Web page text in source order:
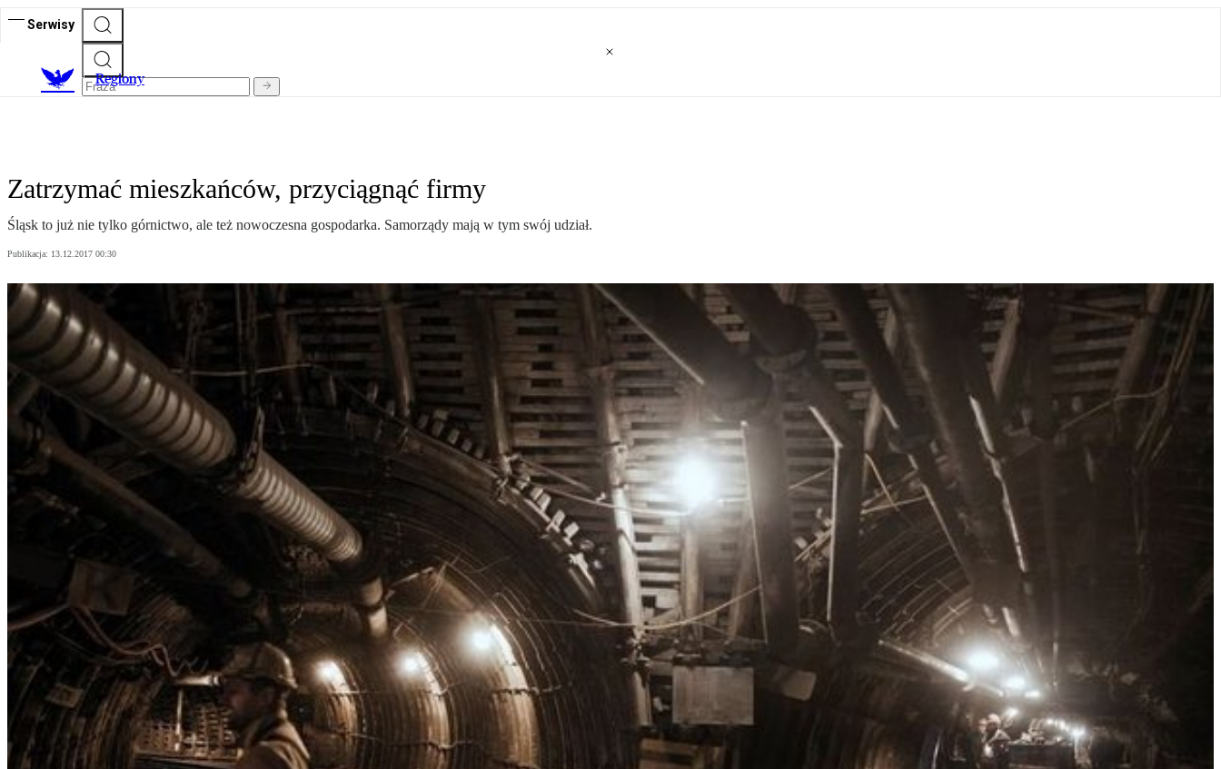
Serwisy
Regiony
Zatrzymać mieszkańców, przyciągnąć firmy
Śląsk to już nie tylko górnictwo, ale też nowoczesna gospodarka. Samorządy mają w tym swój udział.
Publikacja: 13.12.2017 00:30